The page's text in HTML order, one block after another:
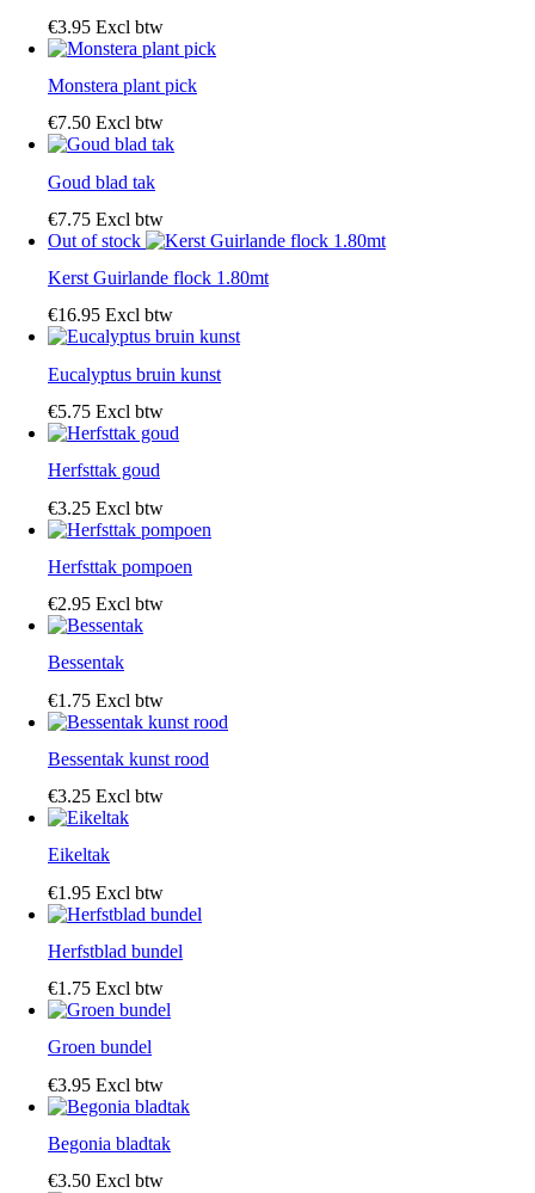
€3.95 Excl btw
Monstera plant pick
€7.50 Excl btw
Goud blad tak
€7.75 Excl btw
Out of stock
Kerst Guirlande flock 1.80mt
€16.95 Excl btw
Eucalyptus bruin kunst
€5.75 Excl btw
Herfsttak goud
€3.25 Excl btw
Herfsttak pompoen
€2.95 Excl btw
Bessentak
€1 .75 Excl btw
Bessentak kunst rood
€3.25 Excl btw
Eikeltak
€1 .95 Excl btw
Herfstblad bundel
€1 .75 Excl btw
Groen bundel
€3.95 Excl btw
Begonia bladtak
€3.50 Excl btw